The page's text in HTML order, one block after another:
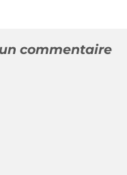
commentaire